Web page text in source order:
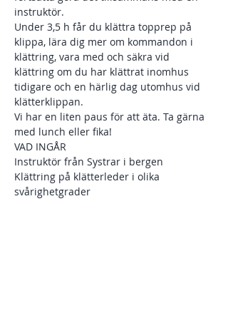
instruktör.
Under 3,5 h får du klättra topprep på
klippa, lära dig mer om kommandon i
klättring, vara med och säkra vid
klättring om du har klättrat inomhus
tidigare och en härlig dag utomhus vid
klätterklippan.
Vi har en liten paus för att äta. Ta gärna
med lunch eller fika!
VAD INGÅR
Instruktör från Systrar i bergen
Klättring på klätterleder i olika
svårighetgrader